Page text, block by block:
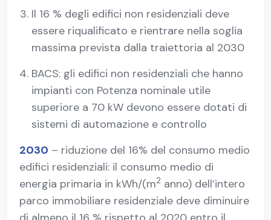
Il 16 % degli edifici non residenziali deve
essere riqualificato e rientrare nella soglia
massima prevista dalla traiettoria al 2030
BACS: gli edifici non residenziali che hanno
impianti con Potenza nominale utile
superiore a 70 kW devono essere dotati di
sistemi di automazione e controllo
2030 – riduzione del 16% del consumo medio
edifici residenziali: il consumo medio di
energia primaria in kWh/(m2 anno) dell’intero
parco immobiliare residenziale deve diminuire